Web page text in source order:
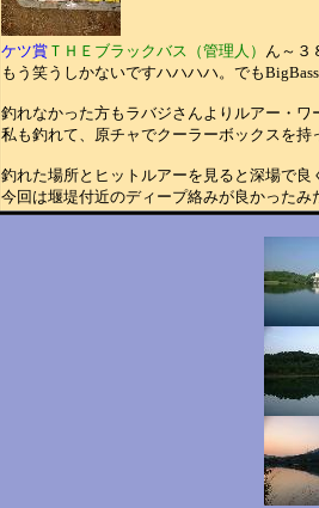
ケツ賞ＴＨＥブラックバス（管理人） ん～３
もう笑うしかないですハハハハ。でも
釣れなかった方もラバジさんよりルアー・ワ
私も釣れて、原チャでクーラーボックスを持
釣れた場所とヒットルアーを見ると深場で良
今回は堰堤付近のディープ絡みが良かったみ